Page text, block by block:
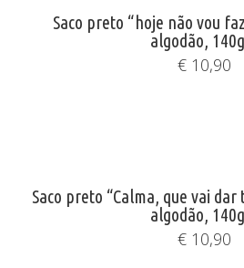
Saco preto “hoje não vou
algodão,
€10,90
Saco preto “Calma, que vai
algodão,
€10,90